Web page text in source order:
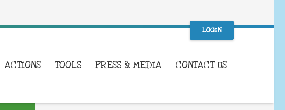
LOGIN
ACTIONS TOOLS PRESS & MEDIA CONTACT US